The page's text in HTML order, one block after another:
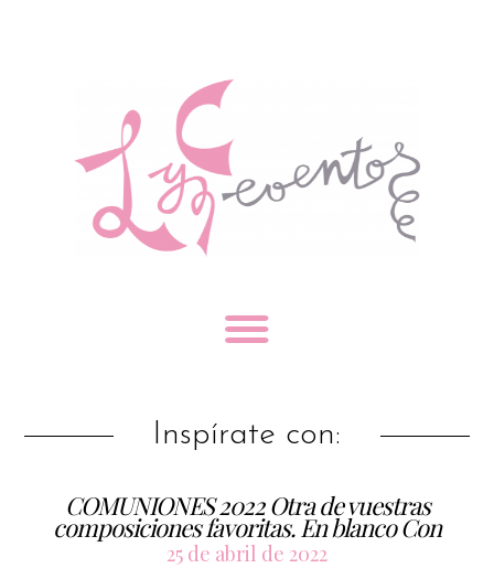
Inspírate con:
COMUNIONES 2022 Otra de vuestras
composiciones favoritas. En blanco Con
25 de abril de 2022